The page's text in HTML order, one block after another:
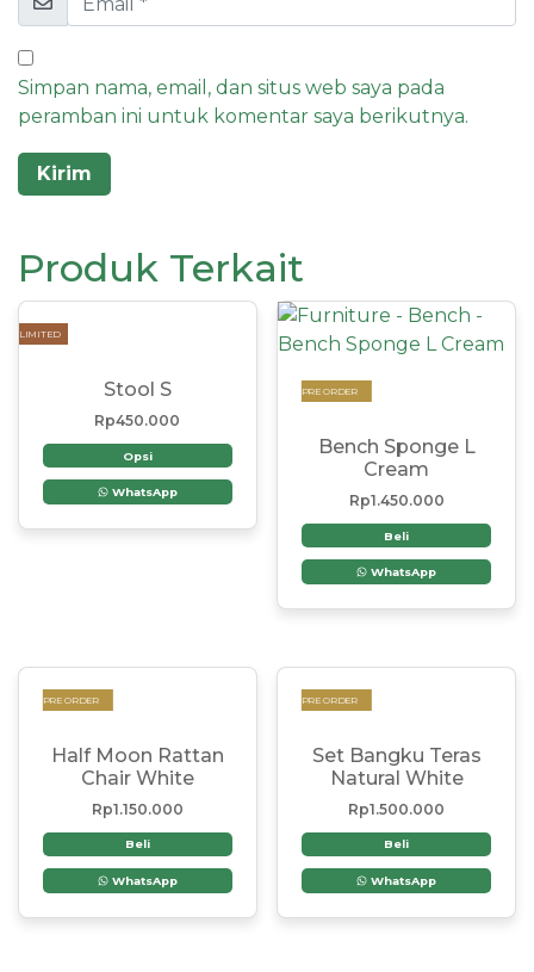
Simpan nama, email, dan situs web saya pada
peramban ini untuk komentar saya berikutnya.
Produk Terkait
LIMITED
Stool S
Rp450.000
Opsi
WhatsApp
PRE ORDER
Bench Sponge L
Cream
Rp1.450.000
Beli
WhatsApp
PRE ORDER
Half Moon Rattan
Chair White
Rp1.150.000
Beli
WhatsApp
PRE ORDER
Set Bangku Teras
Natural White
Rp1.500.000
Beli
WhatsApp